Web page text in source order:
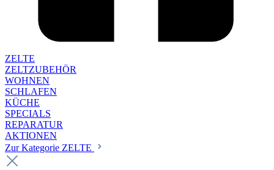
ZELTE
ZELTZUBEHÖR
WOHNEN
SCHLAFEN
KÜCHE
SPECIALS
REPARATUR
AKTIONEN
Zur Kategorie ZELTE